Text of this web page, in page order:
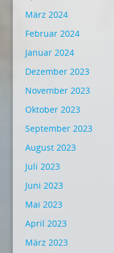
März 2024
Februar 2024
Januar 2024
Dezember 2023
November 2023
Oktober 2023
September 2023
August 2023
Juli 2023
Juni 2023
Mai 2023
April 2023
März 2023